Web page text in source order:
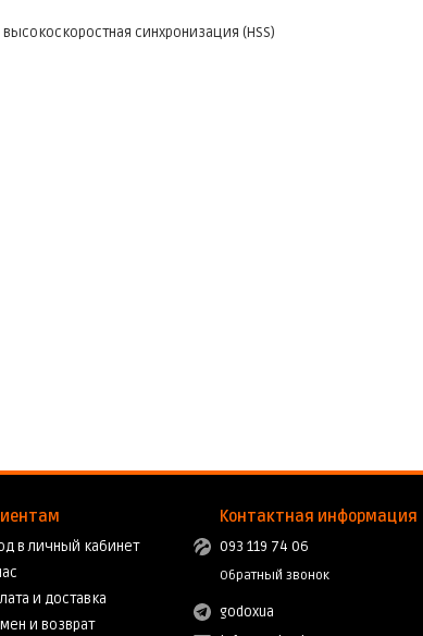
синхронизация (HSS)
в личный кабинет
и доставка
и возврат
Контактная информация
093 119 74 06
Обратный звонок
godoxua